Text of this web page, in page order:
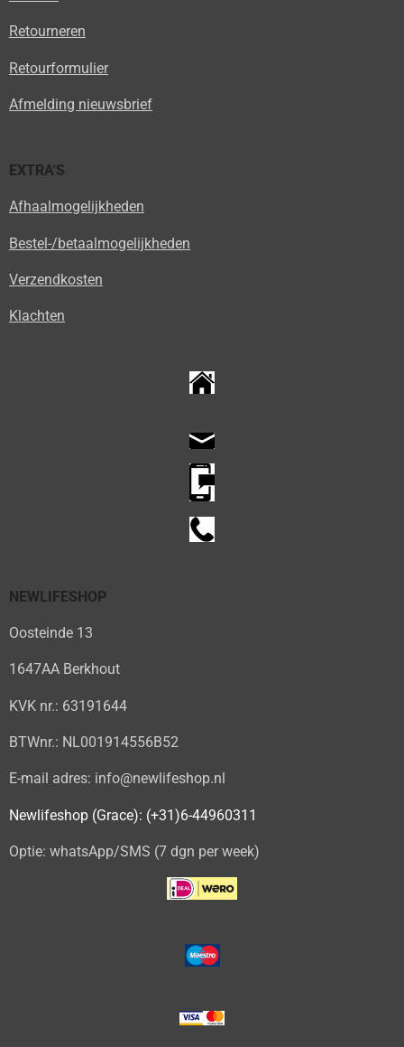
Retourneren
Retourformulier
Afmelding nieuwsbrief
EXTRA'S
Afhaalmogelijkheden
Bestel-/betaalmogelijkheden
Verzendkosten
Klachten
NEWLIFESHOP
Oosteinde 13
1647AA Berkhout
KVK nr.: 63191644
BTWnr.: NL001914556B52
E-mail adres: info@newlifeshop.nl
Newlifeshop (Grace): (+31)6-44960311
Optie: whatsApp/SMS (7 dgn per week)